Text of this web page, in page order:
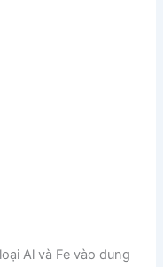
Al và Fe vào dung